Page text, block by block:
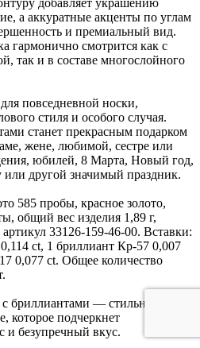
добавляет украшению
а аккуратные акценты по углам
и премиальный вид.
гармонично смотрится как с
так и в составе многослойного
повседневной носки,
стиля и особого случая.
станет прекрасным подарком
жене, любимой, сестре или
юбилей, 8 Марта, Новый год,
другой значимый праздник.
585 пробы, красное золото,
общий вес изделия 1,89 г,
артикул 33126-159-46-00. Вставки:
ct, 1 бриллиант Кр-57 0,007
0,077 ct. Общее количество
бриллиантами — стильное
которое подчеркнет
и безупречный вкус.